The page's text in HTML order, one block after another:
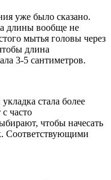
уже было сказано.
длины вообще не
мытья головы через
длина
3-5 сантиметров.
стала более
часто
чтобы начесать
Соответствующими